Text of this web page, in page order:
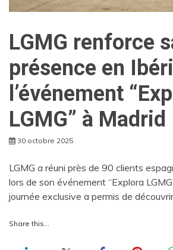
LGMG renforce
présence en
l’événement
LGMG” à Madrid
30 octobre 2025
LGMG a réuni près de 90 clients
lors de son événement “Explora
journée exclusive a permis de découvrir
Share this...